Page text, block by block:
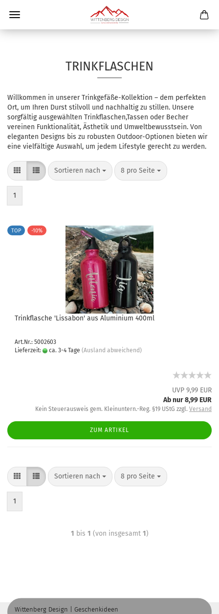
TRINKFLASCHEN
Willkommen in unserer Trinkgefäße-Kollektion – dem perfekten
Ort, um Ihren Durst stilvoll und nachhaltig zu stillen. Unsere
sorgfältig ausgewählten Trinkflaschen,Tassen oder Becher
vereinen Funktionalität, Ästhetik und Umweltbewusstsein. Von
eleganten Designs bis zu robusten Outdoor-Optionen bieten wir
eine vielfältige Auswahl, um jedem Lifestyle gerecht zu werden.
Sortieren nach 8 pro Seite
1
TOP -10%
Trinkflasche 'Lissabon' aus Aluminium 400ml
Art.Nr.: 5002603
Lieferzeit:
ca. 3-4 Tage (Ausland abweichend)
UVP 9,99 EUR
Ab nur 8,99 EUR
Kein Steuerausweis gem. Kleinuntern.-Reg. §19 UStG zzgl. Versand
ZUM ARTIKEL
Sortieren nach 8 pro Seite
1
1 bis 1 (von insgesamt 1)
Wittenberg Design | Geschenkideen